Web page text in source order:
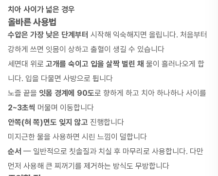
치아 사이가 넓은 경우
올바른 사용법
수압은 가장 낮은 단계부터 시작해 익숙해지면 올립니다. 처음부터
강하게 쓰면 잇몸이 상하고 출혈이 생길 수 있습니다
세면대 위로 고개를 숙이고 입을 살짝 벌린 채 물이 흘러나오게 합
니다. 입을 다물면 사방으로 튑니다
노즐 끝을 잇몸 경계에 90도로 향하게 하고 치아 하나하나 사이를
2~3초씩 머물며 이동합니다
안쪽(혀 쪽)면도 잊지 않고 진행합니다
미지근한 물을 사용하면 시린 느낌이 덜합니다
순서 — 일반적으로 칫솔질과 치실 후 마무리로 사용합니다. 다만
먼저 사용해 큰 찌꺼기를 제거하는 방식도 무방합니다